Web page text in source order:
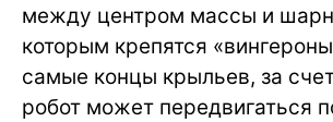
между центром массы и
которым крепятся
самые концы крыльев, за
робот может передвигаться